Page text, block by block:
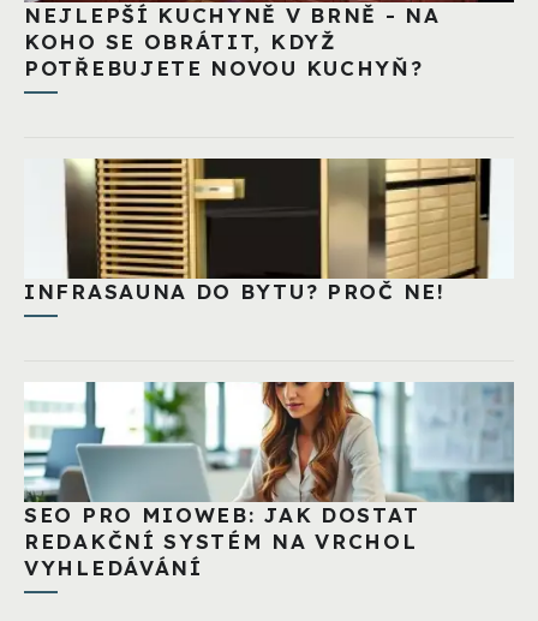
NEJLEPŠÍ KUCHYNĚ V BRNĚ - NA
KOHO SE OBRÁTIT, KDYŽ
POTŘEBUJETE NOVOU KUCHYŇ?
INFRASAUNA DO BYTU? PROČ NE!
SEO PRO MIOWEB: JAK DOSTAT
REDAKČNÍ SYSTÉM NA VRCHOL
VYHLEDÁVÁNÍ